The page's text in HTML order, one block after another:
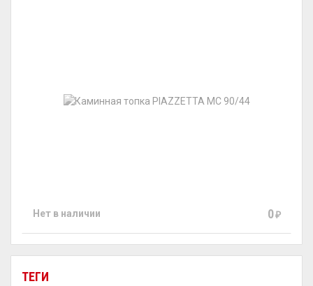
ТЕГИ
Нет в наличии 0₽